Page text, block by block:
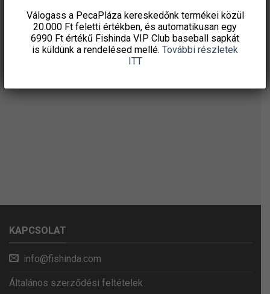
KAPCSOLAT
info@fishinda.com
Általános szerződési feltételek
Válogass a PecaPláza kereskedőnk termékei közül
20.000 Ft feletti értékben, és automatikusan egy
6990 Ft értékű Fishinda VIP Club baseball sapkát
is küldünk a rendelésed mellé. További részletek
ITT